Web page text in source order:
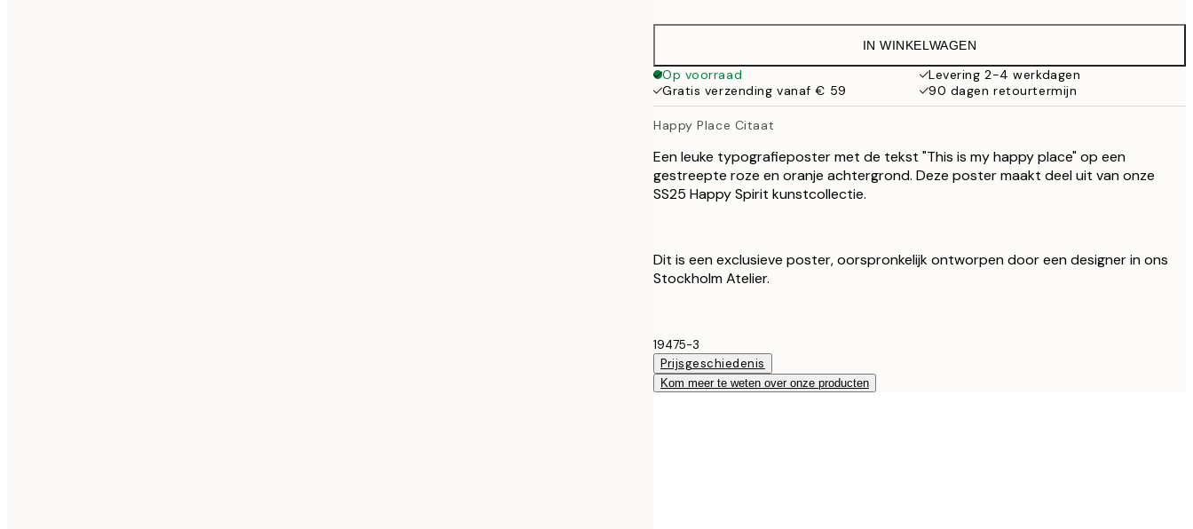
€ 13
€ 19,95
40x50 cm
€ 27,45
IN WINKELWAGEN
Op voorraad
Levering 2-4 werkdagen
Gratis verzending vanaf € 59
90 dagen retourtermijn
Happy Place Citaat
Een leuke typografieposter met de tekst "This is my happy place" op een
gestreepte roze en oranje achtergrond. Deze poster maakt deel uit van onze
SS25 Happy Spirit kunstcollectie.
Dit is een exclusieve poster, oorspronkelijk ontworpen door een designer in ons
Stockholm Atelier.
19475-3
Prijsgeschiedenis
Kom meer te weten over onze producten